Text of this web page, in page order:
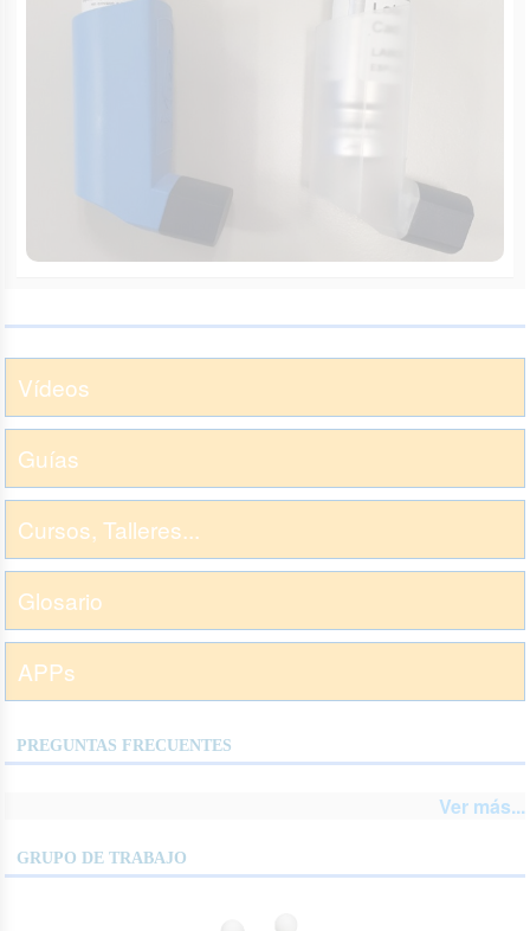
Vídeos
Guías
Cursos, Talleres...
Glosario
APPs
PREGUNTAS FRECUENTES
Ver más...
GRUPO DE TRABAJO